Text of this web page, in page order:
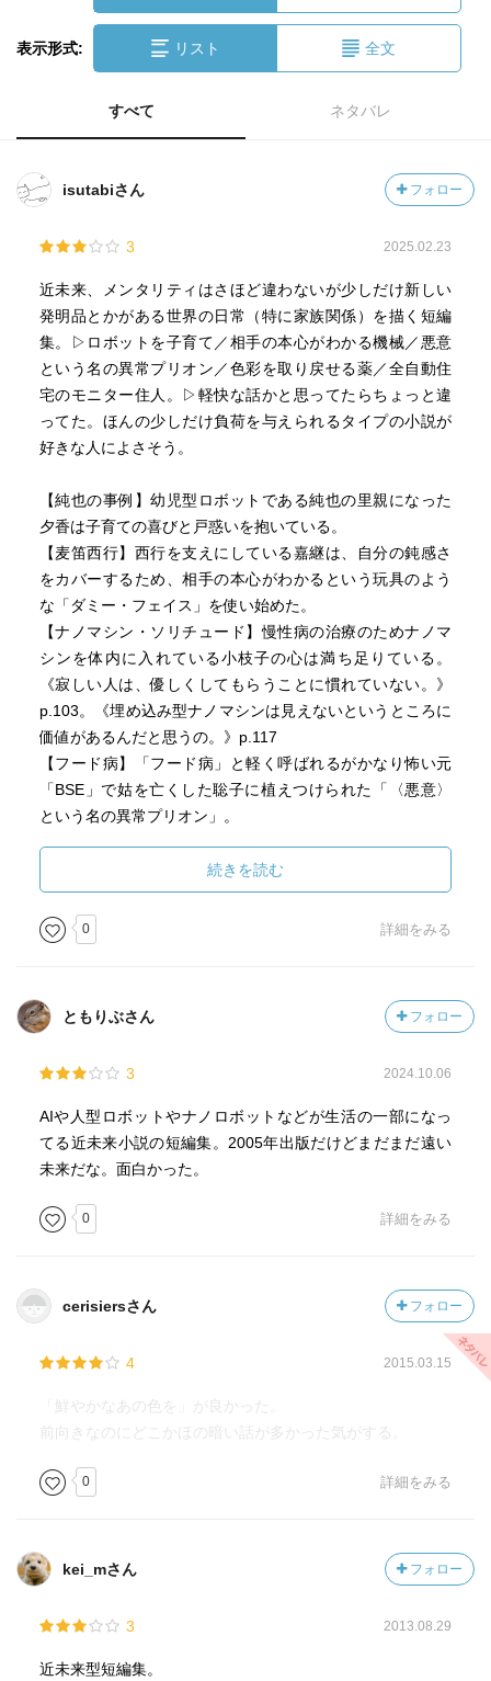
表示形式: リスト 全文
すべて ネタバレ
isutabiさん フォロー
3 2025.02.23
近未来、メンタリティはさほど違わないが少しだけ新しい
発明品とかがある世界の日常（特に家族関係）を描く短編
集。▷ロボットを子育て／相手の本心がわかる機械／悪意
という名の異常プリオン／色彩を取り戻せる薬／全自動住
宅のモニター住人。▷軽快な話かと思ってたらちょっと違
ってた。ほんの少しだけ負荷を与えられるタイプの小説が
好きな人によさそう。
【純也の事例】幼児型ロボットである純也の里親になった
夕香は子育ての喜びと戸惑いを抱いている。
【麦笛西行】西行を支えにしている嘉継は、自分の鈍感さ
をカバーするため、相手の本心がわかるという玩具のよう
な「ダミー・フェイス」を使い始めた。
【ナノマシン・ソリチュード】慢性病の治療のためナノマ
シンを体内に入れている小枝子の心は満ち足りている。
《寂しい人は、優しくしてもらうことに慣れていない。》
p.103。《埋め込み型ナノマシンは見えないというところに
価値があるんだと思うの。》p.117
【フード病】「フード病」と軽く呼ばれるがかなり怖い元
「BSE」で姑を亡くした聡子に植えつけられた「〈悪意〉
という名の異常プリオン」。
いく中で友人から色を取り戻せる薬をもらって飲んでみる
と。
【おまかせハウスの人々】試験運用を始めた全自動住宅の
モニターであるお客様対応担当の社員、博也は家族のため
続きを読む
0 詳細をみる
ともりぶさん フォロー
3 2024.10.06
AIや人型ロボットやナノロボットなどが生活の一部になっ
てる近未来小説の短編集。2005年出版だけどまだまだ遠い
未来だな。面白かった。
0 詳細をみる
cerisiersさん フォロー
4 2015.03.15
「鮮やかなあの色を」が良かった。
前向きなのにどこかほの暗い話が多かった気がする。
0 詳細をみる
kei_mさん フォロー
3 2013.08.29
近未来型短編集。